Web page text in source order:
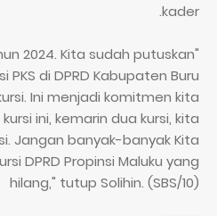
kader.
2024. Kita sudah putuskan
di DPRD Kabupaten Buru
Ini menjadi komitmen kita
ini, kemarin dua kursi, kita
Jangan banyak-banyak Kita
DPRD Propinsi Maluku yang
hilang," tutup Solihin. (SBS/10)